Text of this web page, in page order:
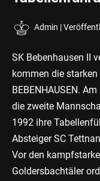
Admin |
SK Bebenhausen II
kommen die
BEBENHAUSEN.
die zweite
1992 ihre
Absteiger SC
Vor den
Goldersbachtäler